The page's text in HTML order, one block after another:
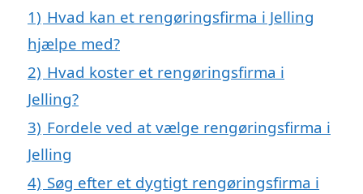
1) Hvad kan et rengøringsfirma i Jelling
hjælpe med?
2) Hvad koster et rengøringsfirma i
Jelling?
3) Fordele ved at vælge rengøringsfirma i
Jelling
4) Søg efter et dygtigt rengøringsfirma i